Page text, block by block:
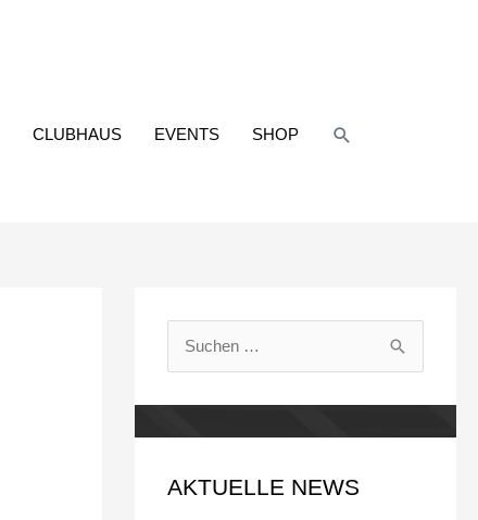
CLUBHAUS EVENTS SHOP Suchen
e
AKTUELLE NEWS